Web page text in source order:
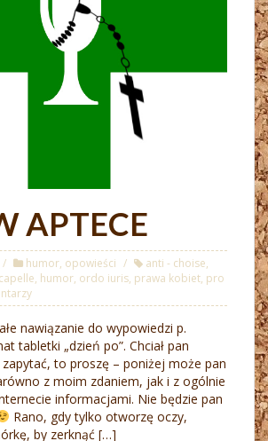
APTECE
humor, opowieści anti - choise,
, humor, ordo iuris, prawa kobiet, pro
nawiązanie do wypowiedzi p.
tabletki „dzień po”. Chciał pan
to proszę – poniżej może pan
z moim zdaniem, jak i z ogólnie
informacjami. Nie będzie pan
Rano, gdy tylko otworzę oczy,
by zerknąć […]